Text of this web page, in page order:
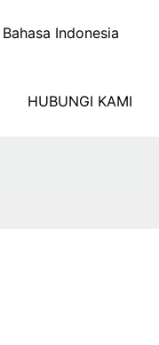
Bahasa Indonesia
HUBUNGI KAMI